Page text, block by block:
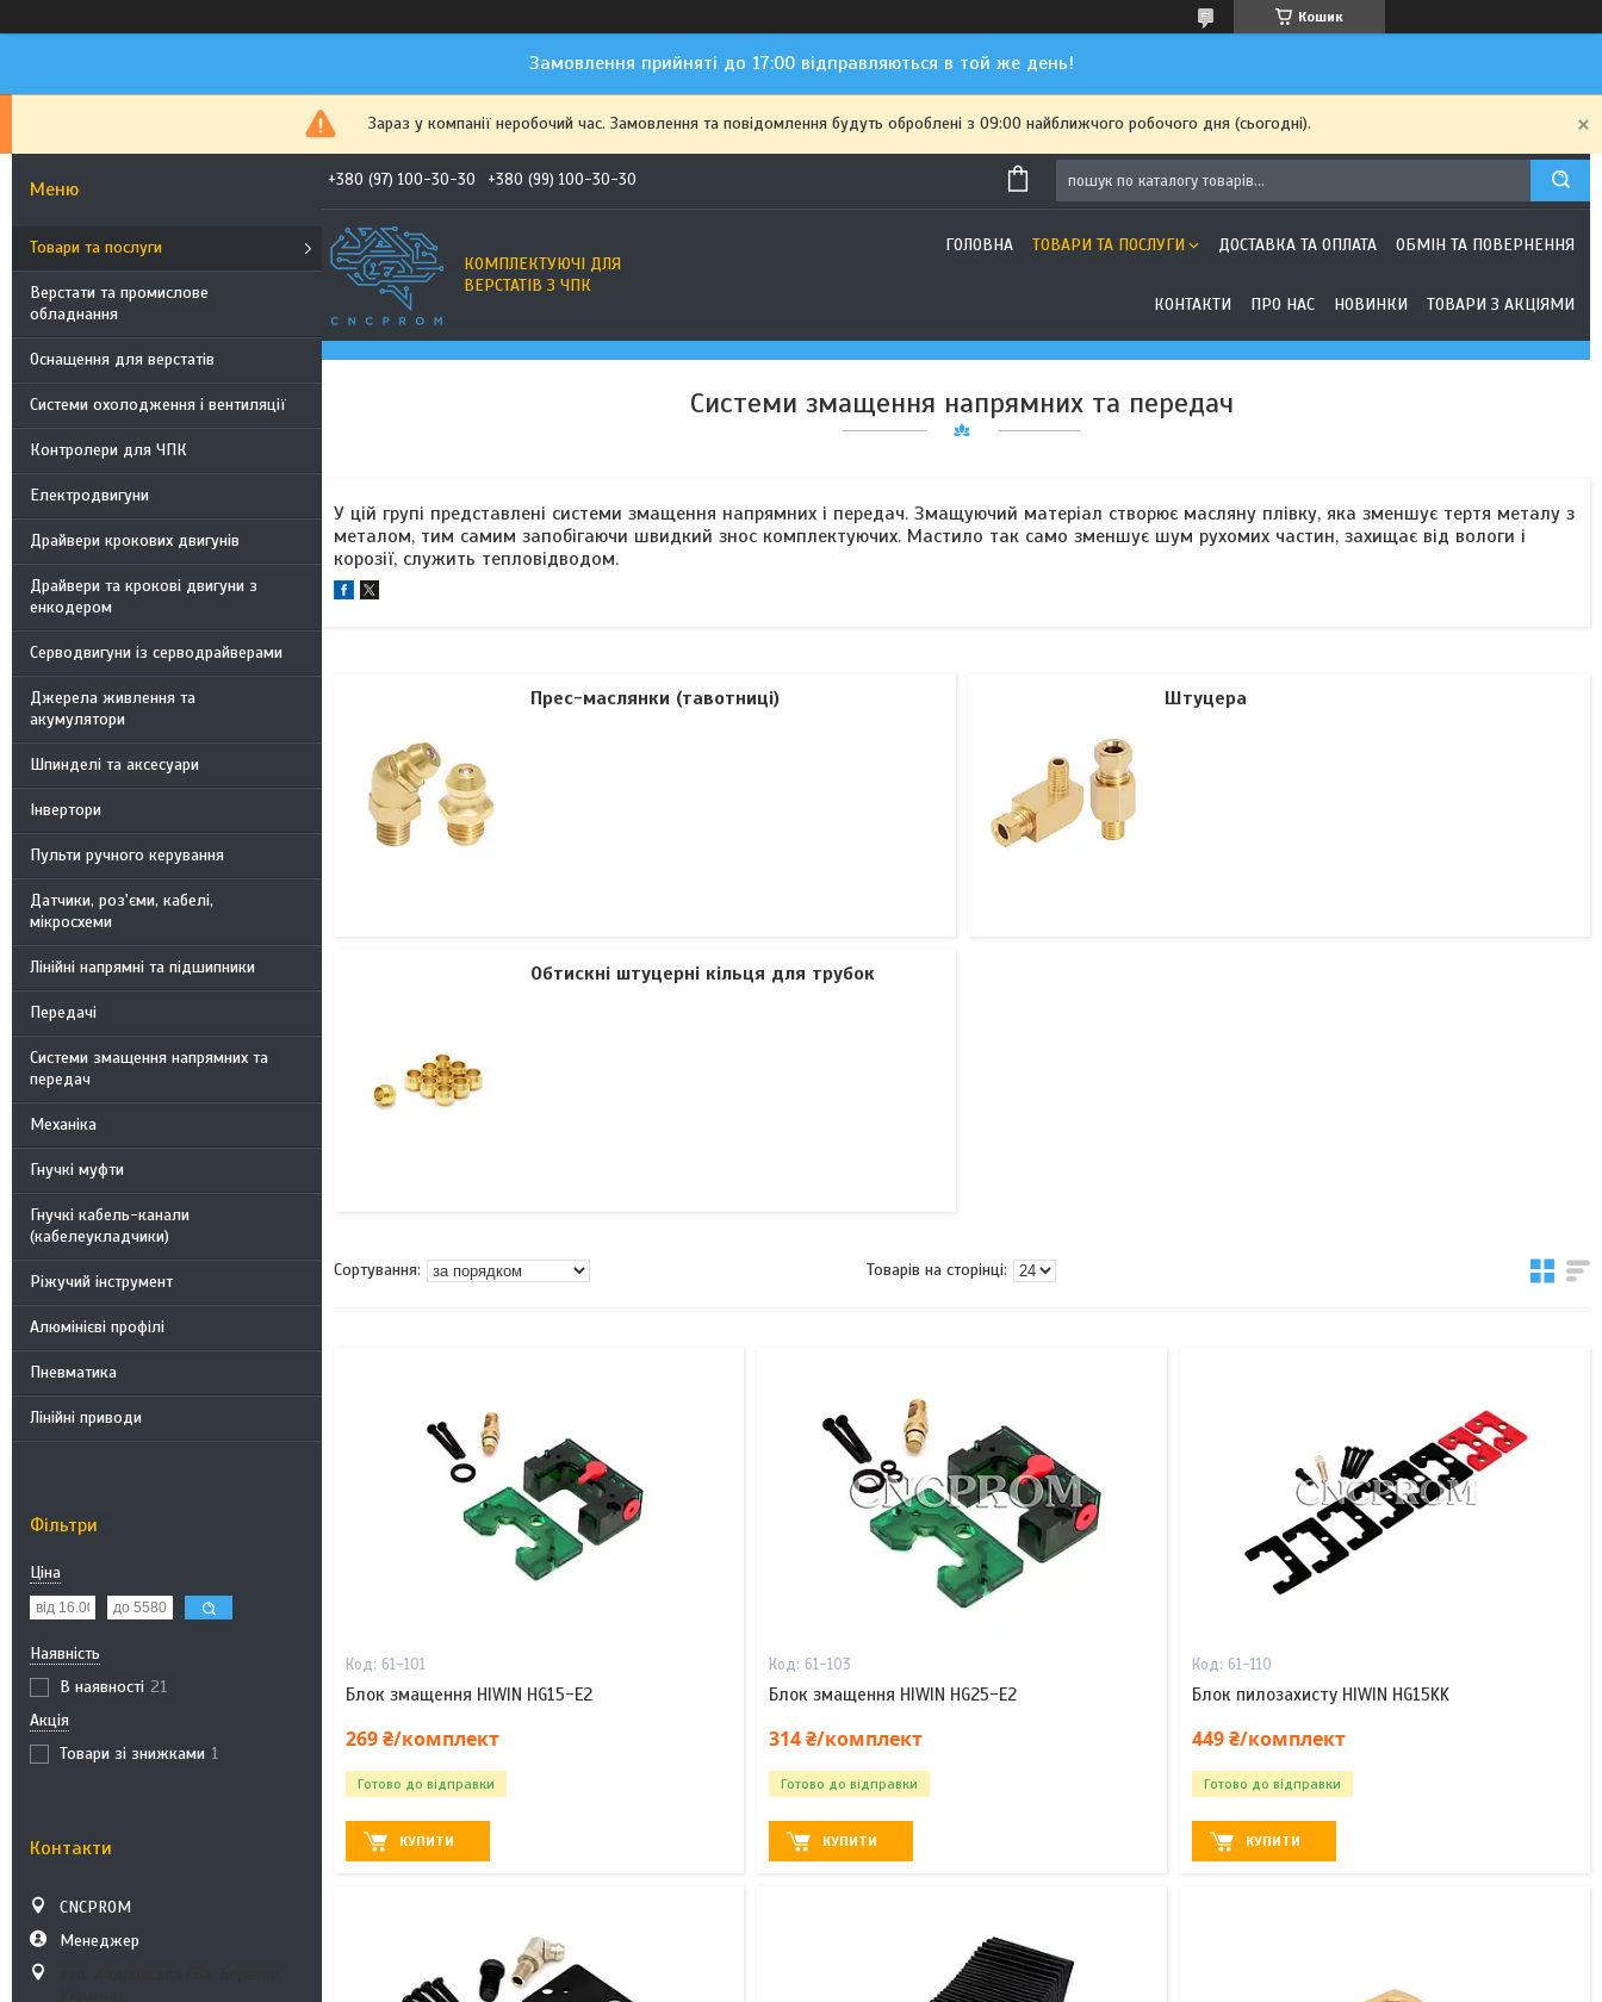
Кошик
Замовлення прийняті до 17:00 відправляються в той же день!
Зараз у компанії неробочий час. Замовлення та повідомлення будуть оброблені з 09:00 найближчого робочого дня (сьогодні).
Товари та послуги
Верстати та промислове
обладнання
Оснащення для верстатів
Системи охолодження і вентиляції
Контролери для ЧПК
Електродвигуни
Драйвери крокових двигунів
Драйвери та крокові двигуни з
енкодером
Серводвигуни із серводрайверами
Джерела живлення та
акумулятори
Шпинделі та аксесуари
Інвертори
Пульти ручного керування
Датчики, роз'єми, кабелі,
мікросхеми
Лінійні напрямні та підшипники
Передачі
Системи змащення напрямних та
передач
Механіка
Гнучкі муфти
Гнучкі кабель-канали
(кабелеукладчики)
Ріжучий інструмент
Алюмінієві профілі
Пневматика
Лінійні приводи
Фільтри
Ціна
Наявність
В наявності 21
Акція
Товари зі знижками 1
Контакти
CNCPROM
Менеджер
+380 (97) 100-30-30 +380 (99) 100-30-30
КОМПЛЕКТУЮЧІ ДЛЯ
ВЕРСТАТІВ З ЧПК
ГОЛОВНА ТОВАРИ ТА ПОСЛУГИ ДОСТАВКА ТА ОПЛАТА ОБМІН ТА ПОВЕРНЕННЯ
КОНТАКТИ ПРО НАС НОВИНКИ ТОВАРИ З АКЦІЯМИ
Системи змащення напрямних та передач
У цій групі представлені системи змащення напрямних і передач. Змащуючий матеріал створює масляну плівку, яка зменшує тертя металу з
металом, тим самим запобігаючи швидкий знос комплектуючих. Мастило так само зменшує шум рухомих частин, захищає від вологи і
корозії, служить тепловідводом.
Прес-маслянки (тавотниці) Штуцера
Обтискні штуцерні кільця для трубок
61-101
Блок змащення HIWIN HG15-E2
269 ₴/комплект
Готово до відправки
КУПИТИ
61-103
Блок змащення HIWIN HG25-E2
314 ₴/комплект
Готово до відправки
КУПИТИ
61-110
Блок пилозахисту HIWIN HG15KK
449 ₴/комплект
Готово до відправки
КУПИТИ